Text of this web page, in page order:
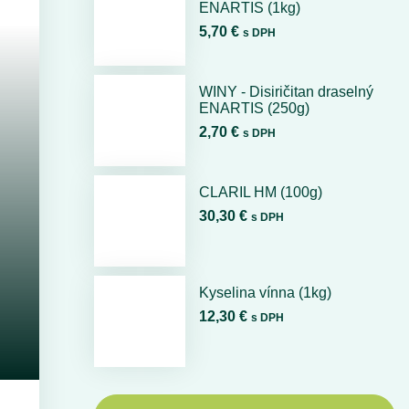
ENARTIS (1kg)
5,70 € s DPH
WINY - Disiričitan draselný
ENARTIS (250g)
2,70 € s DPH
CLARIL HM (100g)
30,30 € s DPH
Kyselina vínna (1kg)
12,30 € s DPH